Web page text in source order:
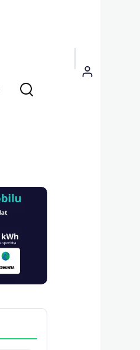
Menu
uživatelského